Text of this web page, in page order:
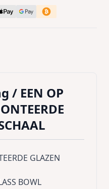
/ EEN OP
GLAZEN
BOWL